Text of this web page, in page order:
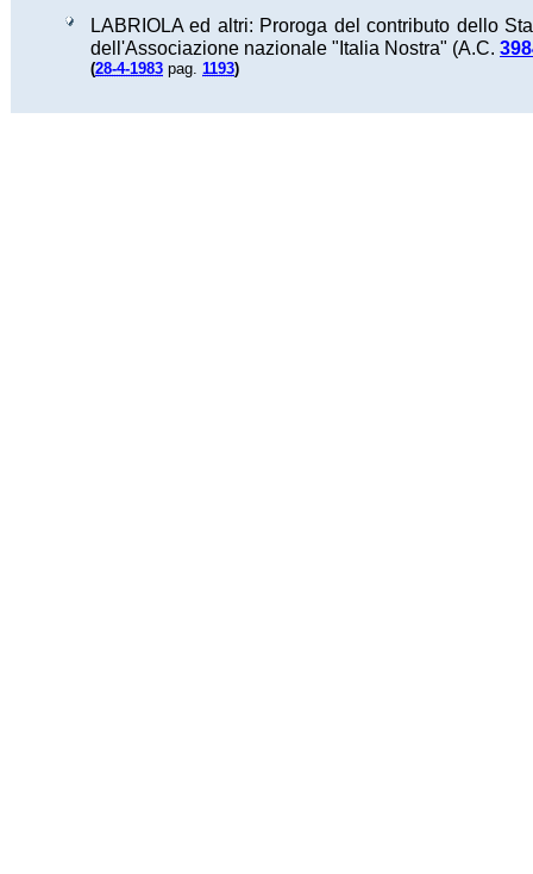
LABRIOLA ed altri: Proroga del contributo dello
dell'Associazione nazionale "Italia Nostra" (A.C.
(28-4-1983 pag. 1193)